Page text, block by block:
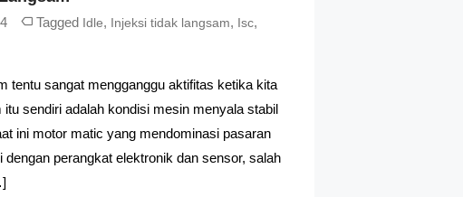
Tagged Idle, Injeksi tidak langsam, Isc,
tentu sangat mengganggu aktifitas ketika kita
sendiri adalah kondisi mesin menyala stabil
ini motor matic yang mendominasi pasaran
perangkat elektronik dan sensor, salah